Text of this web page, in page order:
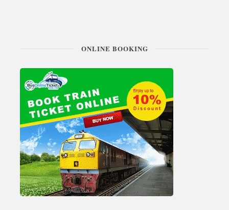
ONLINE BOOKING